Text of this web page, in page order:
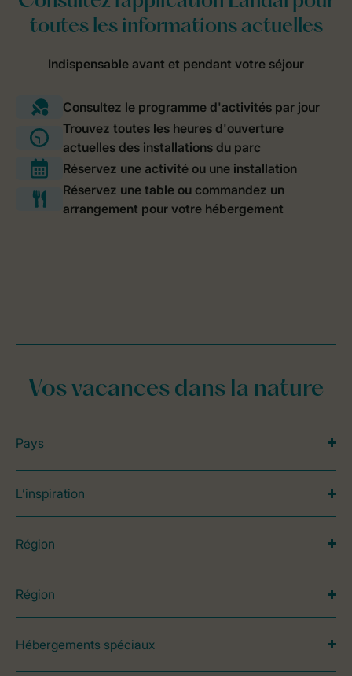
Vos vacances dans la nature
Pays
L’inspiration
Région
Région
Hébergements spéciaux